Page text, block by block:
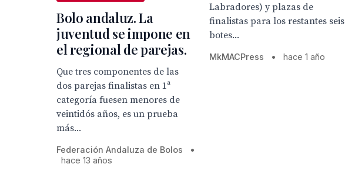
Labradores) y plazas de
finalistas para los restantes seis
botes...
MkMACPress • hace 1 año
Bolo andaluz. La
juventud se impone en
el regional de parejas.
Que tres componentes de las
dos parejas finalistas en 1ª
categoría fuesen menores de
veintidós años, es un prueba
más...
Federación Andaluza de Bolos
•
hace 13 años